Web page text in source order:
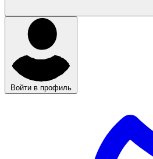
Войти в профиль